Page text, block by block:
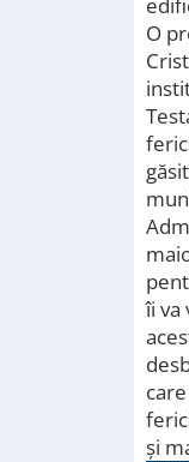
O
îi va
şi